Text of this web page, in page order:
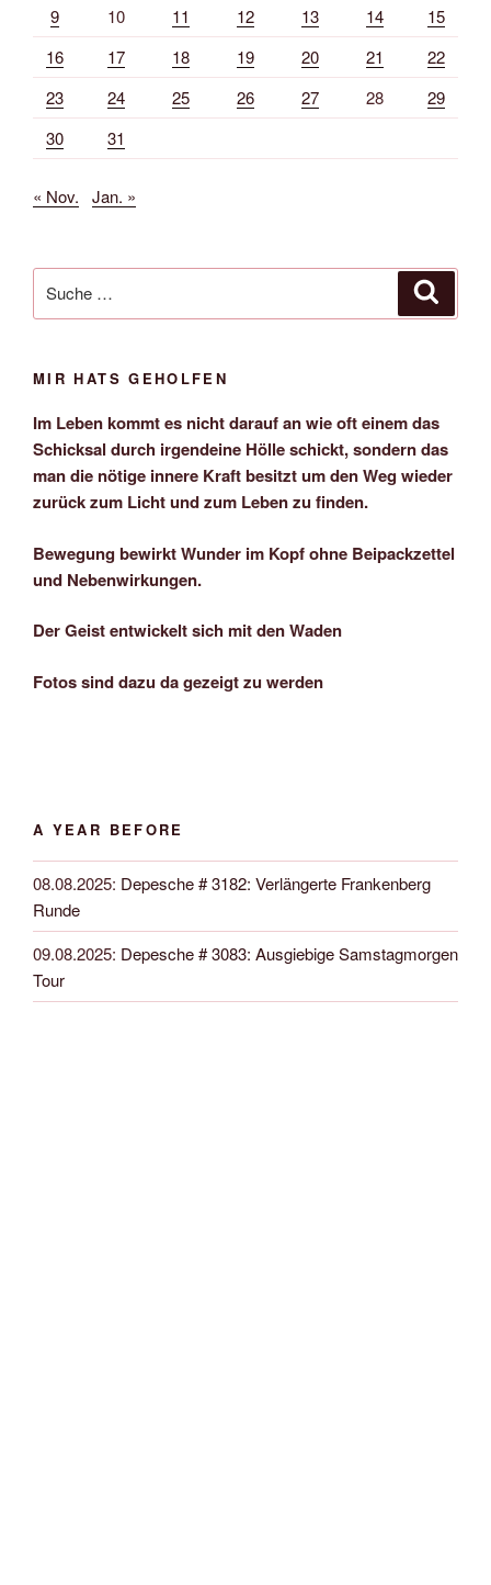
9 10 11 12 13 14
15
16
17 18 19 20 21
22
23
24 25 26 27 28
29
30
31
« Nov. Jan. »
nach:
MIR HATS GEHOLFEN
Im Leben kommt es nicht darauf an wie oft einem das
Schicksal durch irgendeine Hölle schickt, sondern das
man die nötige innere Kraft besitzt um den Weg wieder
zurück zum Licht und zum Leben zu finden.
Bewegung bewirkt Wunder im Kopf ohne Beipackzettel
und Nebenwirkungen.
Der Geist entwickelt sich mit den Waden
Fotos sind dazu da gezeigt zu werden
A YEAR BEFORE
08.08.2025: Depesche # 3182: Verlängerte Frankenberg
Runde
09.08.2025: Depesche # 3083: Ausgiebige Samstagmorgen
Tour